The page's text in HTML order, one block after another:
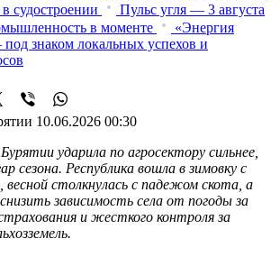
судостроении
Пульс угля — 3 августа
в моменте
«Энергия
знаком локальных успехов и
10.06.2026 00:30
ударила по агросектору сильнее,
сезона. Республика вошла в зимовку с
столкнулась с падежом скота, а
зависимость села от погоды за
и жесткого контроля за